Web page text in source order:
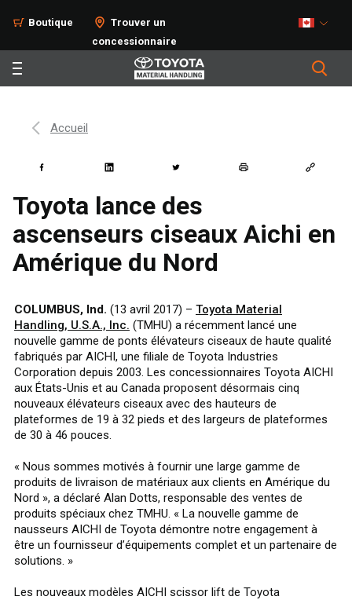
Boutique
Trouver un
concessionnaire
Accueil
Toyota lance des
ascenseurs ciseaux Aichi en
Amérique du Nord
COLUMBUS, Ind. (13 avril 2017) – Toyota Material
Handling, U.S.A., Inc. (TMHU) a récemment lancé une
nouvelle gamme de ponts élévateurs ciseaux de haute qualité
fabriqués par AICHI, une filiale de Toyota Industries
Corporation depuis 2003. Les concessionnaires Toyota AICHI
aux États-Unis et au Canada proposent désormais cinq
nouveaux élévateurs ciseaux avec des hauteurs de
plateformes de 19 à 32 pieds et des largeurs de plateformes
de 30 à 46 pouces.
« Nous sommes motivés à fournir une large gamme de
produits de livraison de matériaux aux clients en Amérique du
Nord », a déclaré Alan Dotts, responsable des ventes de
produits spéciaux chez TMHU. « La nouvelle gamme de
nausseurs AICHI de Toyota démontre notre engagement à
être un fournisseur d’équipements complet et un partenaire de
solutions. »
Les nouveaux modèles AICHI scissor lift de Toyota